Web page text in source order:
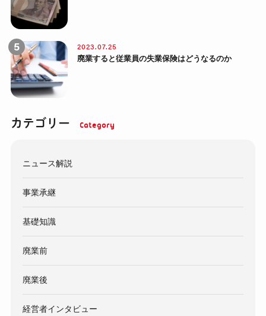
廃業すると従業員の失業保険はどうなるのか
2023.07.25
カテゴリー
ニュース解説
事業承継
基礎知識
廃業前
廃業後
経営者インタビュー